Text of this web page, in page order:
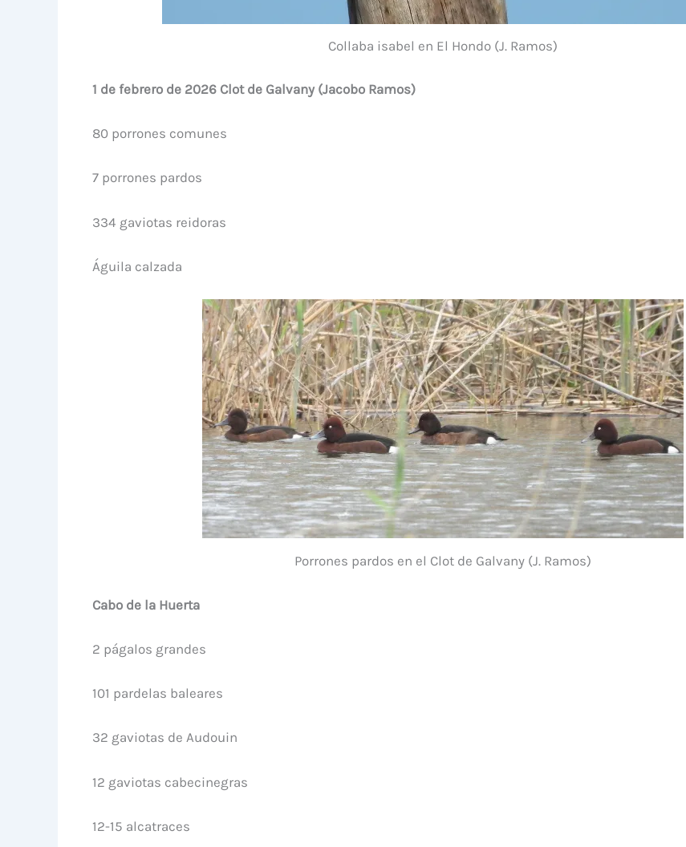
Collaba isabel en El Hondo (J. Ramos)
1 de febrero de 2026 Clot de Galvany (Jacobo Ramos)
80 porrones comunes
7 porrones pardos
334 gaviotas reidoras
Águila calzada
Porrones pardos en el Clot de Galvany (J. Ramos)
Cabo de la Huerta
2 págalos grandes
101 pardelas baleares
32 gaviotas de Audouin
12 gaviotas cabecinegras
12-15 alcatraces